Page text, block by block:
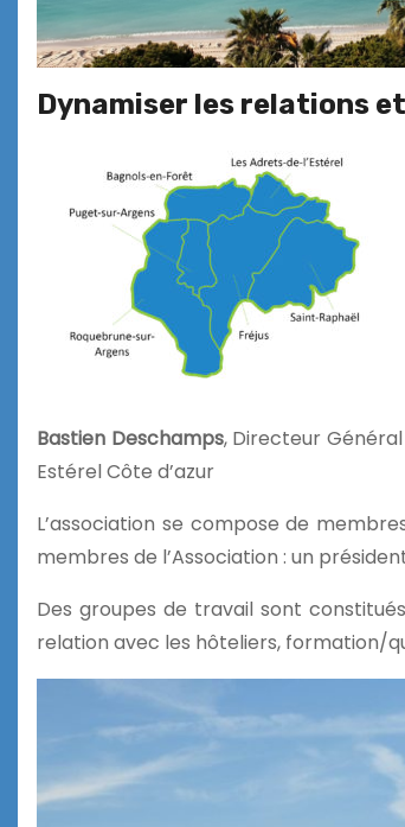
Dynamiser les relations
Bastien Deschamps, Directeur
Estérel Côte d’azur
L’association se compose de
membres de l’Association : un
Des groupes de travail sont
relation avec les hôteliers, formation/